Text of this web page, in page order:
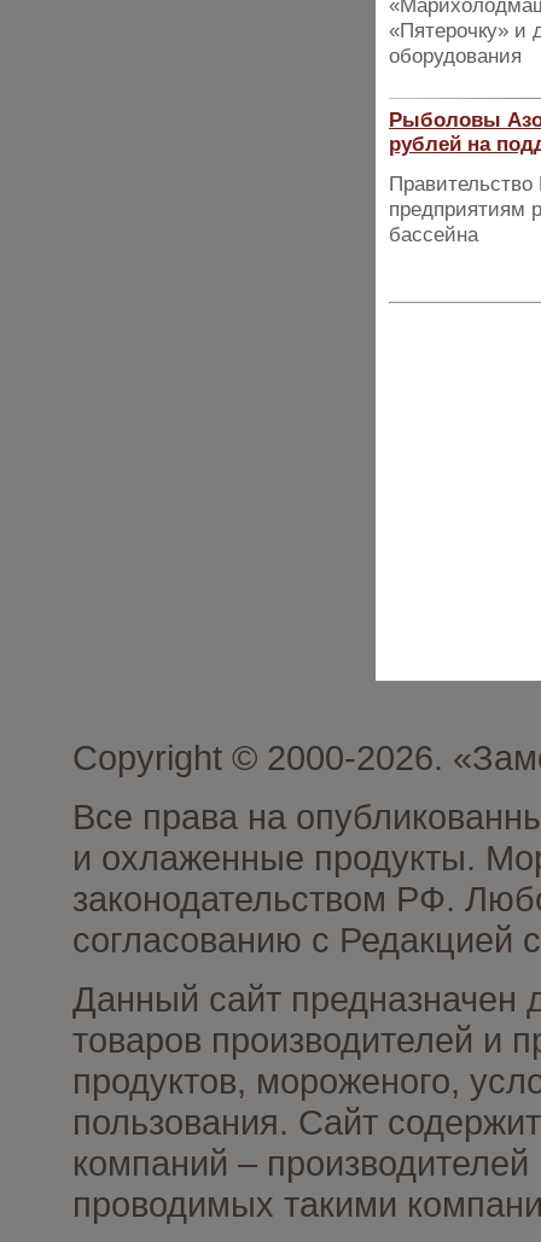
«Пятерочку» и
оборудования
Рыболовы
рублей на
предприятиям
бассейна
Copyright © 2000-2026.
Все права на
и охлаженные продукты.
законодательством РФ.
согласованию с Редакцией
Данный сайт предназначен
товаров производителей и
продуктов, мороженого,
пользования. Сайт
компаний –
проводимых такими